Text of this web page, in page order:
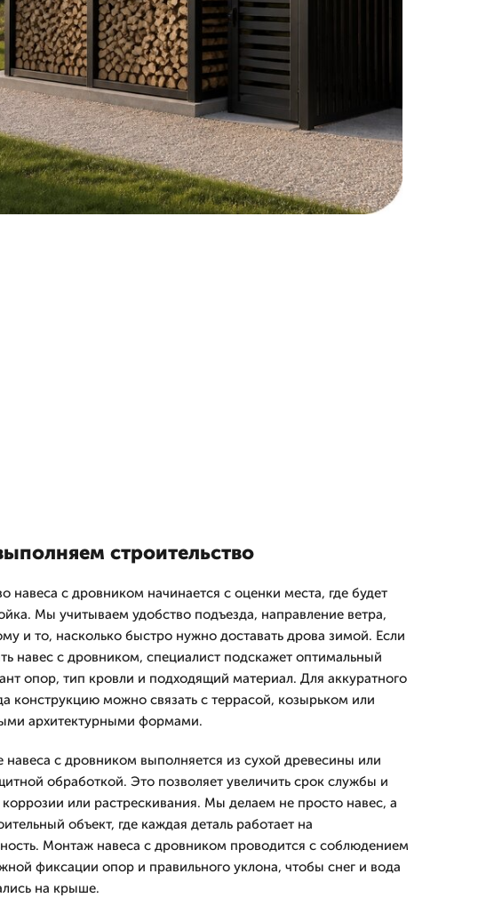
строительство
навеса с дровником начинается с оценки места, где будет
Мы учитываем удобство подъезда, направление ветра,
и то, насколько быстро нужно доставать дрова зимой. Если
навес с дровником, специалист подскажет оптимальный
опор, тип кровли и подходящий материал. Для аккуратного
конструкцию можно связать с террасой, козырьком или
архитектурными формами.
навеса с дровником выполняется из сухой древесины или
обработкой. Это позволяет увеличить срок службы и
коррозии или растрескивания. Мы делаем не просто навес, а
объект, где каждая деталь работает на
Монтаж навеса с дровником проводится с соблюдением
фиксации опор и правильного уклона, чтобы снег и вода
на крыше.